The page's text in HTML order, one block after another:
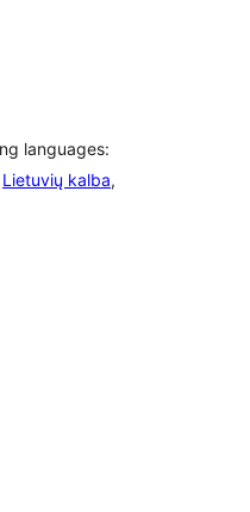
languages:
Lietuvių kalba,